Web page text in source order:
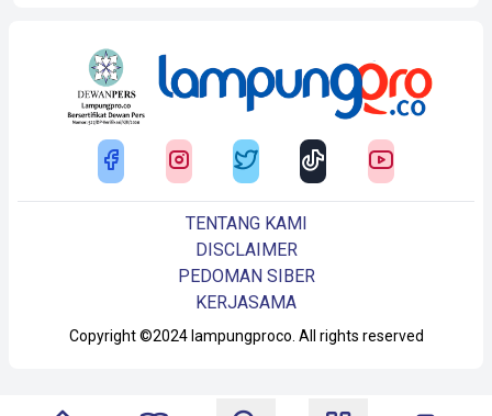
Copyright ©2024 lampungproco. All rights reserved
TENTANG KAMI
DISCLAIMER
PEDOMAN SIBER
KERJASAMA